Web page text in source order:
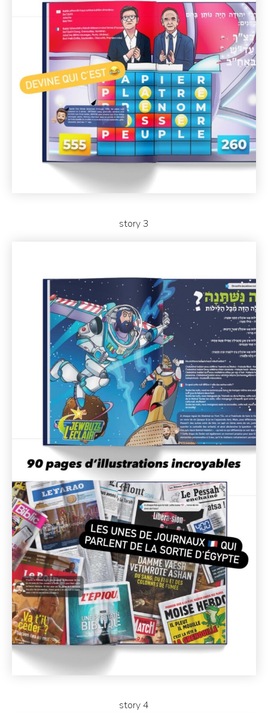
story 3
story 4